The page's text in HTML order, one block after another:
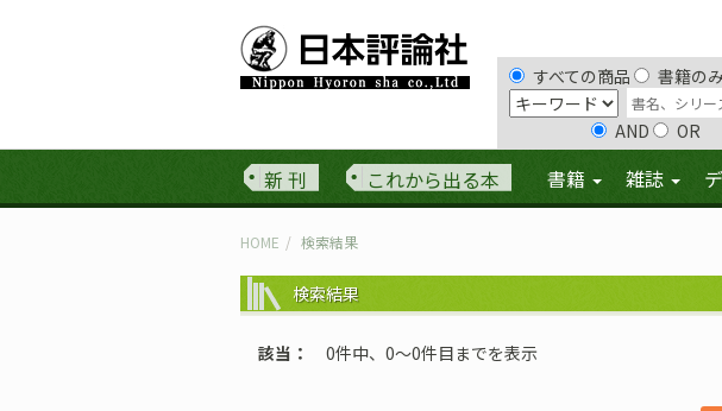
すべての商品 書籍の
AND OR
新 刊 これから出る本 書籍 雑誌
HOME 検索結果
検索結果
該当 0件中、0〜0件目までを表示